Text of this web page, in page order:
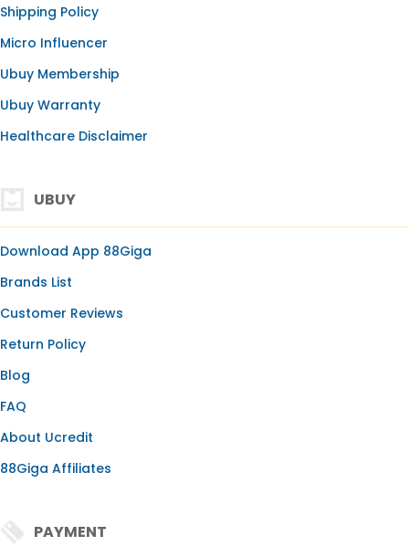
Shipping Policy
Micro Influencer
Ubuy Membership
Ubuy Warranty
Healthcare Disclaimer
UBUY
Download App 88Giga
Brands List
Customer Reviews
Return Policy
Blog
FAQ
About Ucredit
88Giga Affiliates
PAYMENT